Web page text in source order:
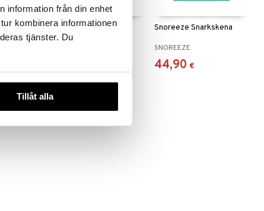
information från din enhet
kombinera informationen
tjänster. Du
Tillåt alla
Snoreeze Nässpray Snoreeze Snarkskena
SNOREEZE
44,90 €